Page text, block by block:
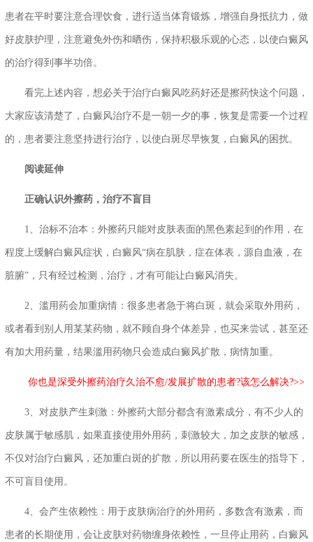
患者在平时要注意合理饮食，进行适当体育锻炼，增强自身抵抗力，做
好皮肤护理，注意避免外伤和晒伤，保持积极乐观的心态，以使白癜风
的治疗得到事半功倍。
看完上述内容，想必关于治疗白癜风吃药好还是擦药快这个问题，
大家应该清楚了，白癜风治疗不是一朝一夕的事，恢复是需要一个过程
的，患者要注意坚持进行治疗，以使白斑尽早恢复，白癜风的困扰。
阅读延伸
正确认识外擦药，治疗不盲目
1、治标不治本：外擦药只能对皮肤表面的黑色素起到的作用，在
程度上缓解白癜风症状，白癜风“病在肌肤，症在体表，源自血液，在
脏腑”，只有经过检测，治疗，才有可能让白癜风消失。
2、滥用药会加重病情：很多患者急于将白斑，就会采取外用药，
或者看到别人用某某药物，就不顾自身个体差异，也买来尝试，甚至还
有加大用药量，结果滥用药物只会造成白癜风扩散，病情加重。
你也是深受外擦药治疗久治不愈/发展扩散的患者?该怎么解决?>>
3、对皮肤产生刺激：外擦药大部分都含有激素成分，有不少人的
皮肤属于敏感肌，如果直接使用外用药，刺激较大，加之皮肤的敏感，
不仅对治疗白癜风，还加重白斑的扩散，所以用药要在医生的指导下，
不可盲目使用。
4、会产生依赖性：用于皮肤病治疗的外用药，多数含有激素，而
患者的长期使用，会让皮肤对药物缠身依赖性，一旦停止用药，白癜风